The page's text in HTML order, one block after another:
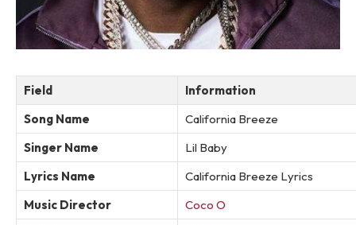
Field
Information
Song Name
California Breeze
Singer Name
Lil Baby
Lyrics Name
California Breeze Lyrics
Music Director
Coco O